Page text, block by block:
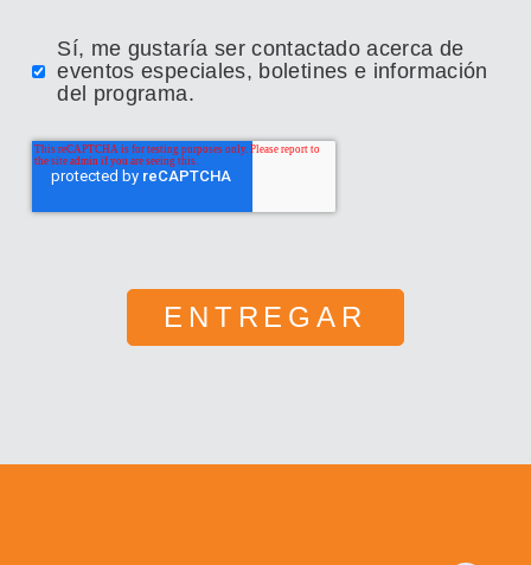
Sí, me gustaría ser contactado acerca de
eventos especiales, boletines e información
del programa.